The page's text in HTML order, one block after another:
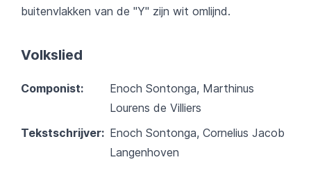
buitenvlakken van de "Y" zijn wit omlijnd.
Volkslied
Componist:
Enoch Sontonga, Marthinus
Lourens de Villiers
Tekstschrijver: Enoch Sontonga, Cornelius Jacob
Langenhoven